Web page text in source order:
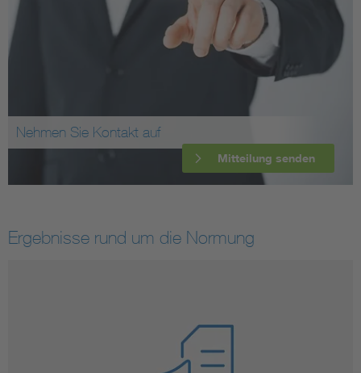
Nehmen Sie Kontakt auf
Mitteilung senden
Ergebnisse rund um die Normung